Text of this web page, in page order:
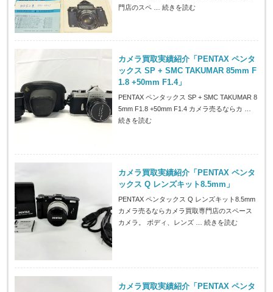
門店のスペ …続きを読む
カメラ買取実績紹介「PENTAX ペンタ
ックス SP + SMC TAKUMAR 85mm F
1.8 +50mm F1.4」
PENTAX ペンタックス SP + SMC TAKUMAR 8
5mm F1.8 +50mm F1.4 カメラ売るならカ …
続きを読む
カメラ買取実績紹介「PENTAX ペンタ
ックス Q レンズキット8.5mm」
PENTAX ペンタックス Q レンズキット8.5mm
カメラ売るならカメラ買取専門店のスペース
カメラ。 ボディ、レンズ …続きを読む
カメラ買取実績紹介「PENTAX ペンタ